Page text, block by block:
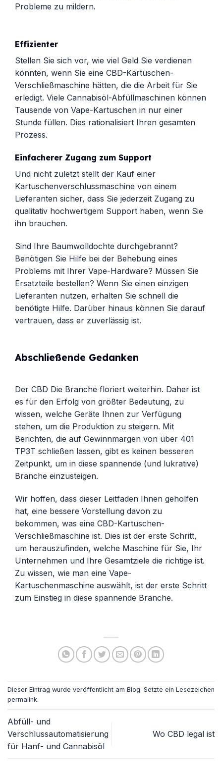
Probleme zu mildern.
Effizienter
Stellen Sie sich vor, wie viel Geld Sie verdienen
könnten, wenn Sie eine CBD-Kartuschen-
Verschließmaschine hätten, die die Arbeit für Sie
erledigt. Viele Cannabisöl-Abfüllmaschinen können
Tausende von Vape-Kartuschen in nur einer
Stunde füllen. Dies rationalisiert Ihren gesamten
Prozess.
Einfacherer Zugang zum Support
Und nicht zuletzt stellt der Kauf einer
Kartuschenverschlussmaschine von einem
Lieferanten sicher, dass Sie jederzeit Zugang zu
qualitativ hochwertigem Support haben, wenn Sie
ihn brauchen.
Sind Ihre Baumwolldochte durchgebrannt?
Benötigen Sie Hilfe bei der Behebung eines
Problems mit Ihrer Vape-Hardware? Müssen Sie
Ersatzteile bestellen? Wenn Sie einen einzigen
Lieferanten nutzen, erhalten Sie schnell die
benötigte Hilfe. Darüber hinaus können Sie darauf
vertrauen, dass er zuverlässig ist.
Abschließende Gedanken
Der CBD Die Branche floriert weiterhin. Daher ist
es für den Erfolg von größter Bedeutung, zu
wissen, welche Geräte Ihnen zur Verfügung
stehen, um die Produktion zu steigern. Mit
Berichten, die auf Gewinnmargen von über 401
TP3T schließen lassen, gibt es keinen besseren
Zeitpunkt, um in diese spannende (und lukrative)
Branche einzusteigen.
Wir hoffen, dass dieser Leitfaden Ihnen geholfen
hat, eine bessere Vorstellung davon zu
bekommen, was eine CBD-Kartuschen-
Verschließmaschine ist. Dies ist der erste Schritt,
um herauszufinden, welche Maschine für Sie, Ihr
Unternehmen und Ihre Gesamtziele die richtige ist.
Zu wissen, wie man eine Vape-
Kartuschenmaschine auswählt, ist der erste Schritt
zum Einstieg in diese spannende Branche.
Dieser Eintrag wurde veröffentlicht am Blog. Setzte ein Lesezeichen
permalink.
Abfüll- und
Verschlussautomatisierung
für Hanf- und Cannabisöl
Wo CBD legal ist